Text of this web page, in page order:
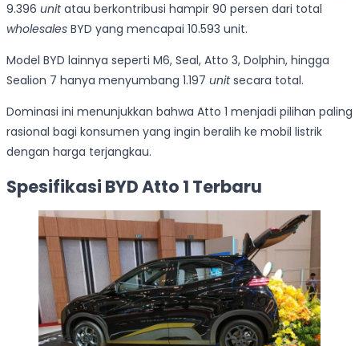
9.396 unitatau berkontribusi hampir 90 persen dari total
wholesales BYD yang mencapai 10.593 unit.
Model BYD lainnya seperti M6, Seal, Atto 3, Dolphin, hingga
Sealion 7 hanya menyumbang 1.197 unitsecara total.
Dominasi ini menunjukkan bahwa Atto 1 menjadi pilihan paling
rasional bagi konsumen yang ingin beralih ke mobil listrik
dengan harga terjangkau.
Spesifikasi BYD Atto 1 Terbaru